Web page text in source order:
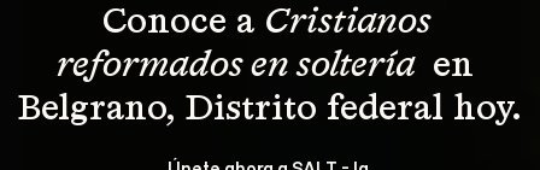
Conoce a Cristianos
reformados en soltería en
Belgrano, Distrito federal hoy.